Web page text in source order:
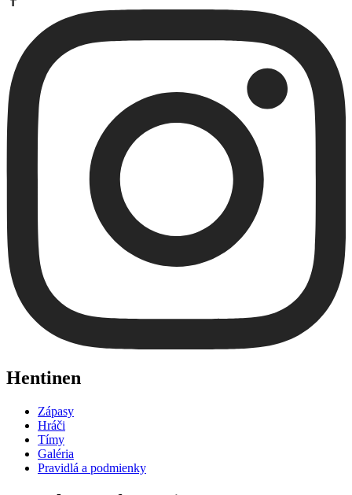
Hentinen
Zápasy
Hráči
Tímy
Galéria
Pravidlá a podmienky